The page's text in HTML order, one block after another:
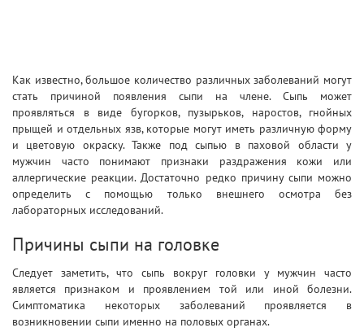
Как известно, большое количество различных заболеваний могут
стать причиной появления сыпи на члене. Сыпь может
проявляться в виде бугорков, пузырьков, наростов, гнойных
прыщей и отдельных язв, которые могут иметь различную форму
и цветовую окраску. Также под сыпью в паховой области у
мужчин часто понимают признаки раздражения кожи или
аллергические реакции. Достаточно редко причину сыпи можно
определить с помощью только внешнего осмотра без
лабораторных исследований.
Причины сыпи на головке
Следует заметить, что сыпь вокруг головки у мужчин часто
является признаком и проявлением той или иной болезни.
Симптоматика некоторых заболеваний проявляется в
возникновении сыпи именно на половых органах.